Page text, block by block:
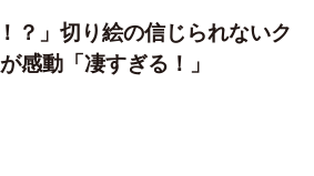
？」切り絵の信じられないク
感動「凄すぎる！」